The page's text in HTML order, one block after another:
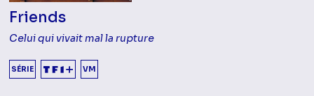
Friends
Celui qui vivait mal la rupture
SÉRIE VM